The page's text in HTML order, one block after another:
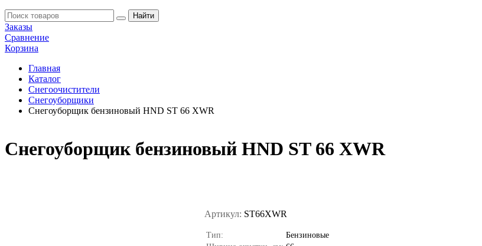
Заказы
Сравнение
Корзина
Главная
Каталог
Снегоочистители
Снегоуборщики
Снегоуборщик бензиновый HND ST 66 XWR
Снегоуборщик бензиновый HND ST 66 XWR
Артикул: ST66XWR
Тип:
Бензиновые